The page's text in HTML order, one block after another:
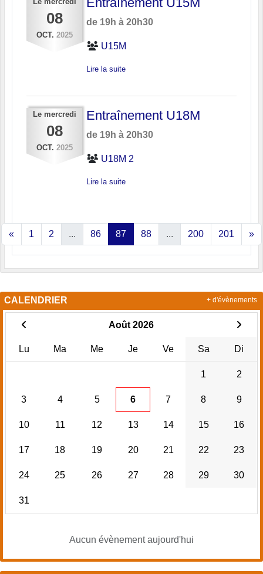
08
OCT. 2025
de 19h à 20h30
U15M
Lire la suite
Le mercredi
08
OCT. 2025
Entraînement U18M
de 19h à 20h30
U18M 2
Lire la suite
« 1 2 ... 86 87 88 ... 200 201 »
CALENDRIER
Août 2026
Lu Ma Me Je Ve Sa Di
1 2
3 4 5 6 7 8 9
10 11 12 13 14 15 16
17 18 19 20 21 22 23
24 25 26 27 28 29 30
31
Aucun évènement aujourd'hui
+ d'évènements